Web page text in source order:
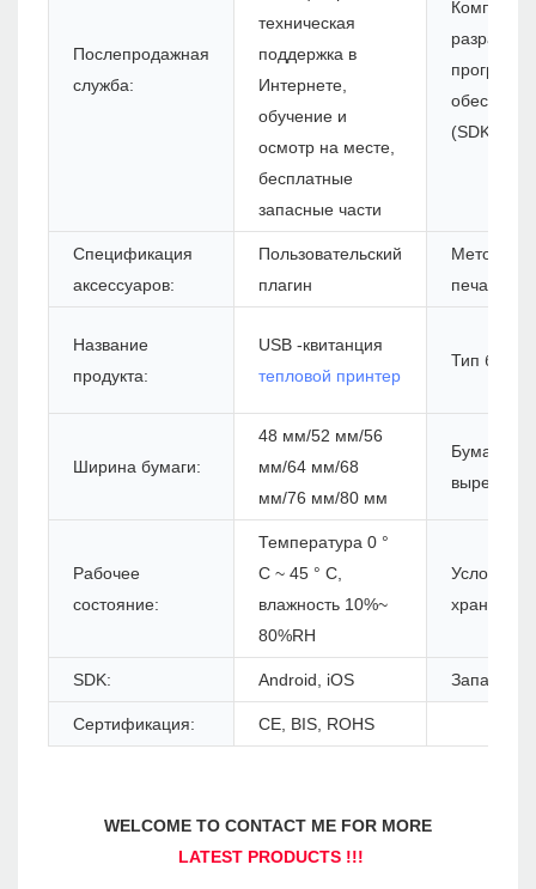
Послепродажная
служба:
техническая
поддержка в
Интернете,
обучение и
осмотр на месте,
бесплатные
запасные части
Комплект
(SDK):
Спецификация
аксессуаров:
Пользовательский
плагин
Метод
печати:
Название
продукта:
USB -квитанция
тепловой принтер
Тип
Ширина бумаги:
48 мм/52 мм/56
мм/64 мм/68
мм/76 мм/80 мм
Бумага
вырезан:
Рабочее
состояние:
Температура 0 °
C ~ 45 ° C,
влажность 10%~
80%RH
Условие
хранения:
SDK: Android, iOS Запас:
Сертификация: CE, BIS, ROHS